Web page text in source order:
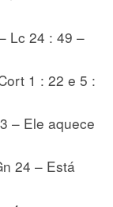
Lc 24 : 49 –
1 : 22 e 5 :
– Ele aquece
24 – Está